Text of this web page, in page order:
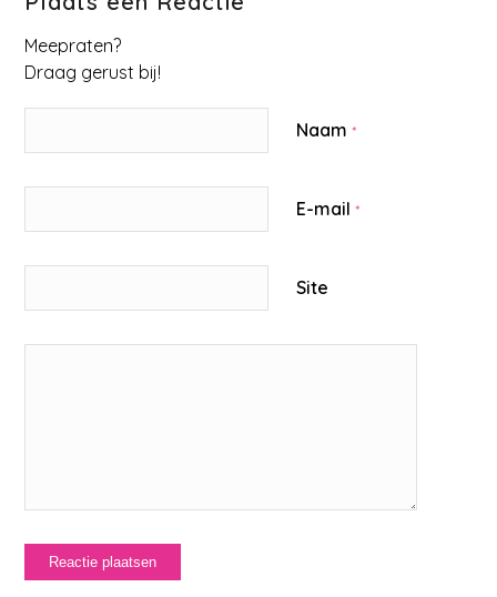
Meepraten?
Draag gerust bij!
Naam*
E-mail*
Site